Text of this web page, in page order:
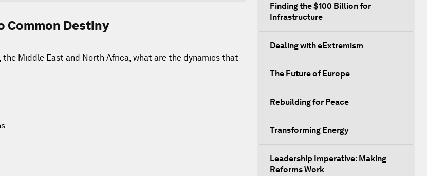
Common Destiny
Middle East and North Africa, what are the dynamics that
Finding the $100 Billion for
Infrastructure
Dealing with eExtremism
The Future of Europe
Rebuilding for Peace
Transforming Energy
Leadership Imperative: Making
Reforms Work